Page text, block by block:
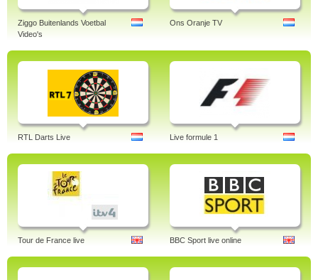
Ziggo Buitenlands Voetbal
Video's
Ons Oranje TV
RTL Darts Live Live formule 1
Tour de France live BBC Sport live online